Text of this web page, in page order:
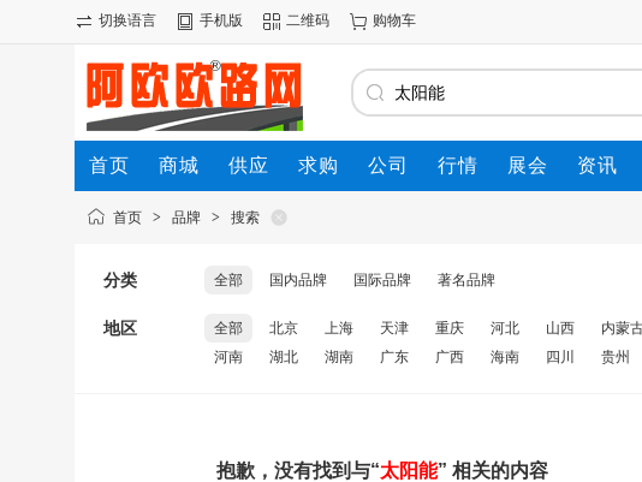
切换语言 手机版 二维码 购物车
首页 商城 供应 求购 公司 行情 展会 资讯
首页 > 品牌 > 搜索
分类 全部 国内品牌 国际品牌 著名品牌
地区 全部 北京 上海 天津 重庆 河北 山西 内蒙
河南
湖北 湖南 广东 广西 海南 四川 贵州
抱歉，没有找到与“太阳能” 相关的内容